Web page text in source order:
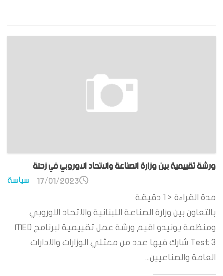
ورشة تقييمية بين وزارة الصناعة والاتحاد الاوروبي في زحلة
سياسة 17/01/2023
مدة القراءة < 1
دقيقة
بالتعاون بين وزارة الصناعة اللبنانية والاتحاد الاوروبي
ومنظمة يونيدو اقيم ورشة عمل تقييمية لبرنامج MED
Test 3 شارك فيها عدد من ممثلي الوزارات والادارات
العامة والصناعيين...